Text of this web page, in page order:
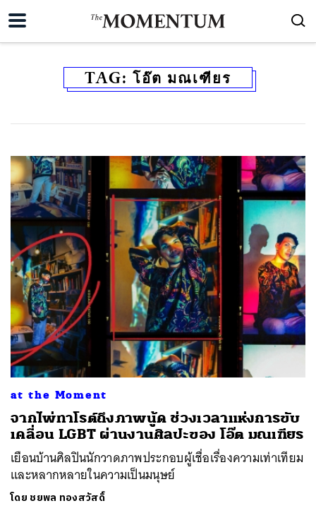
TAG: โอ๊ต มณเฑียร
at the Moment
จากไพ่ทาโรต์ถึงภาพนู้ด ช่วงเวลาแห่งการขับ
เคลื่อน LGBT ผ่านงานศิลปะของ โอ๊ต มณเฑียร
เยือนบ้านศิลปินนักวาดภาพประกอบผู้เชื่อเรื่องความเท่าเทียม
และหลากหลายในความเป็นมนุษย์
โดย ชยพล ทองสวัสดิ์